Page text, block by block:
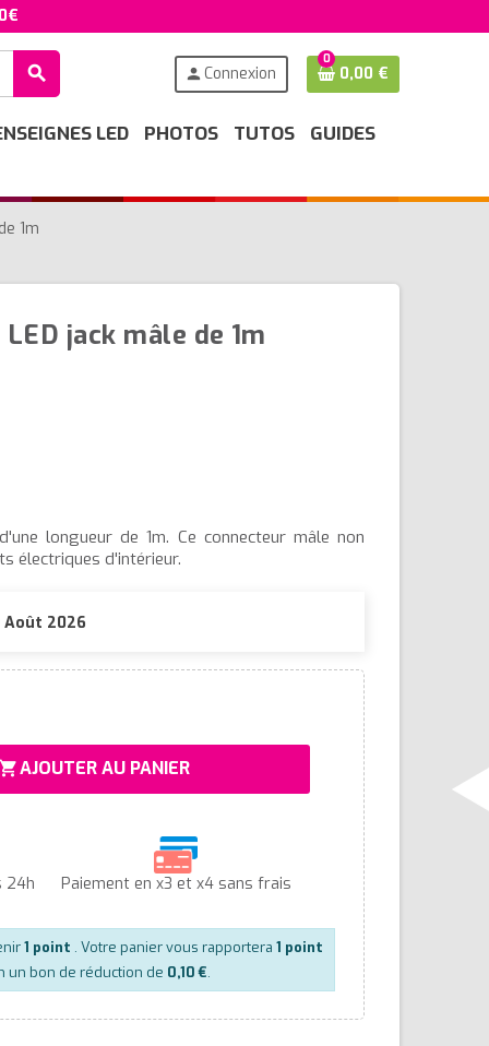
search person Connexion
0
0,00 €
LED PHOTOS TUTOS
GUIDES
1m
jack mâle de 1m
longueur de 1m. Ce connecteur mâle non
électriques d'intérieur.
Août 2026
shopping_cartAJOUTER AU PANIER
24h Paiement en x3 et x4 sans frais
1 point . Votre panier vous rapportera1 point
un bon de réduction de 0,10 €.